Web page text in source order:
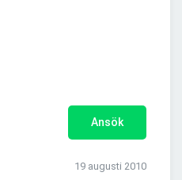
Ansök
19 augusti 2010